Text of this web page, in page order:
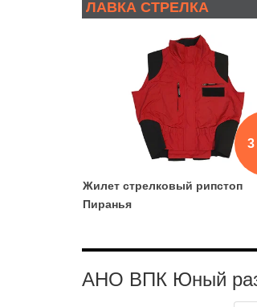
ЛАВКА СТРЕЛКА
3
Жилет стрелковый рипстоп
Пиранья
АНО ВПК Юный